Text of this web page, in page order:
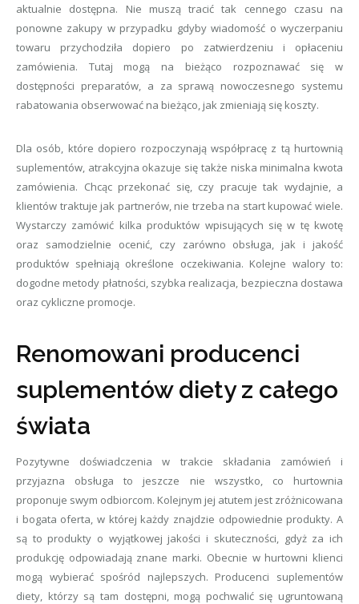
aktualnie dostępna. Nie muszą tracić tak cennego czasu na
ponowne zakupy w przypadku gdyby wiadomość o wyczerpaniu
towaru przychodziła dopiero po zatwierdzeniu i opłaceniu
zamówienia. Tutaj mogą na bieżąco rozpoznawać się w
dostępności preparatów, a za sprawą nowoczesnego systemu
rabatowania obserwować na bieżąco, jak zmieniają się koszty.
Dla osób, które dopiero rozpoczynają współpracę z tą hurtownią
suplementów, atrakcyjna okazuje się także niska minimalna kwota
zamówienia. Chcąc przekonać się, czy pracuje tak wydajnie, a
klientów traktuje jak partnerów, nie trzeba na start kupować wiele.
Wystarczy zamówić kilka produktów wpisujących się w tę kwotę
oraz samodzielnie ocenić, czy zarówno obsługa, jak i jakość
produktów spełniają określone oczekiwania. Kolejne walory to:
dogodne metody płatności, szybka realizacja, bezpieczna dostawa
oraz cykliczne promocje.
Renomowani producenci
suplementów diety z całego
świata
Pozytywne doświadczenia w trakcie składania zamówień i
przyjazna obsługa to jeszcze nie wszystko, co hurtownia
proponuje swym odbiorcom. Kolejnym jej atutem jest zróżnicowana
i bogata oferta, w której każdy znajdzie odpowiednie produkty. A
są to produkty o wyjątkowej jakości i skuteczności, gdyż za ich
produkcję odpowiadają znane marki. Obecnie w hurtowni klienci
mogą wybierać spośród najlepszych. Producenci suplementów
diety, którzy są tam dostępni, mogą pochwalić się ugruntowaną